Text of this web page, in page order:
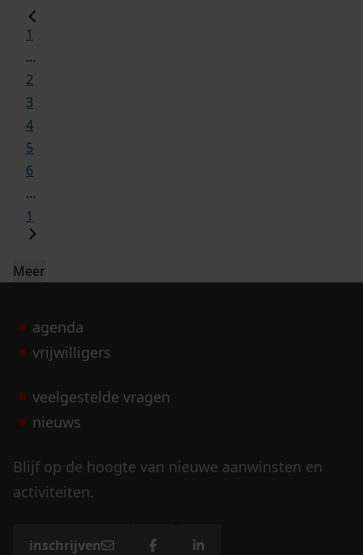
1
...
2
3
4
5
6
...
1
Meer
agenda
vrijwilligers
veelgestelde vragen
nieuws
Blijf op de hoogte van nieuwe aanwinsten en
activiteiten.
inschrijven